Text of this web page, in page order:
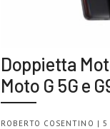
Doppietta
Moto G 5G e
ROBERTO COSENTINO |